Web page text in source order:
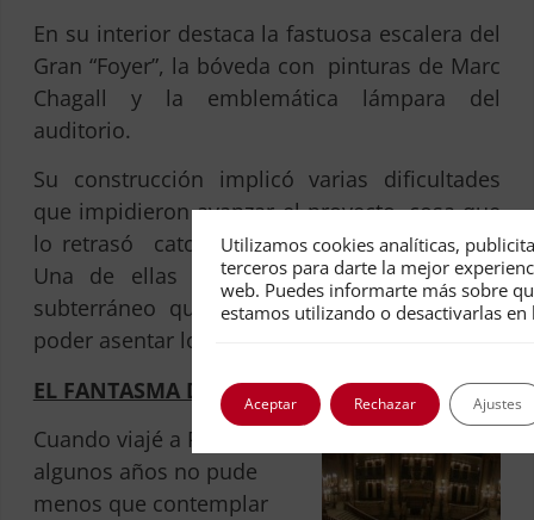
En su interior destaca la fastuosa escalera del
Gran “Foyer”, la bóveda con pinturas de Marc
Chagall y la emblemática lámpara del
auditorio.
Su construcción implicó varias dificultades
que impidieron avanzar el proyecto, cosa que
lo retrasó catorce años antes de ver la luz.
Una de ellas fue el hallazgo de un lago
subterráneo que tuvieron que drenar, para
poder asentar los cimientos.
EL FANTASMA DE LA ÓPERA
Cuando viajé a París hace
algunos años no pude
menos que contemplar
Utilizamos cookies analíticas,
terceros para darte la mejor
web. Puedes informarte más sobre
estamos utilizando o desactivarlas
Aceptar Rechazar Ajustes